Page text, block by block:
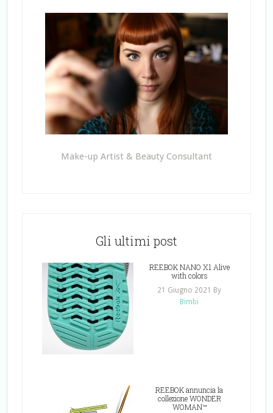
Make-up Artist & Beauty Consultant
Gli ultimi post
REEBOK NANO X1 Alive
with colors
21 Giugno 2021
By
Bimbi
REEBOK annuncia la
collezione WONDER
WOMAN™